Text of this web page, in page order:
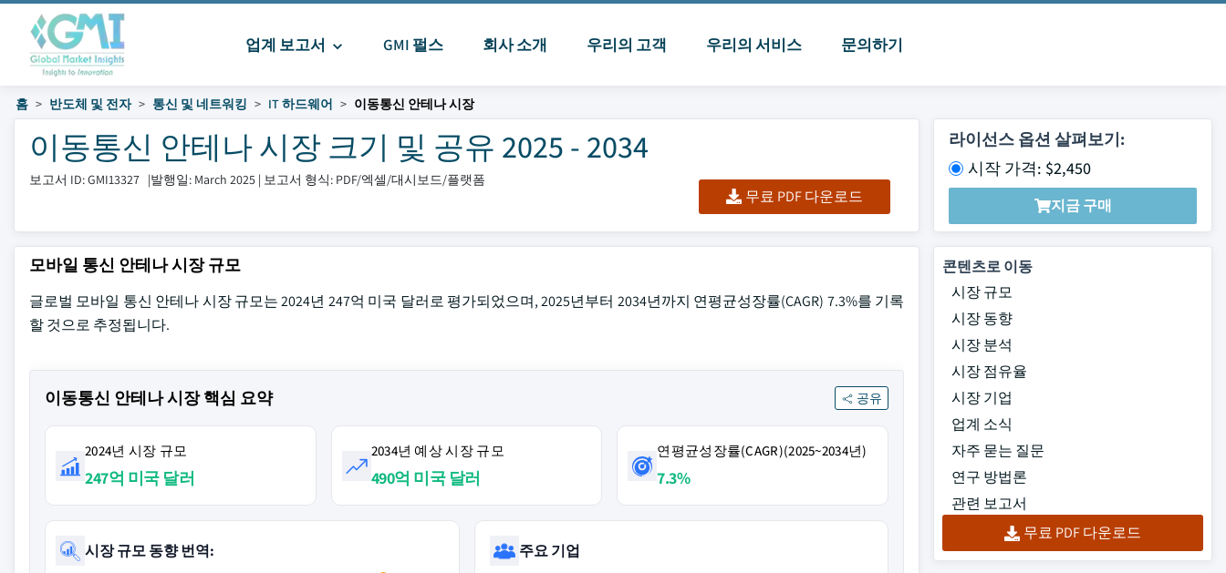
업계 보고서 GMI 펄스 회사 소개 우리의 고객 우리의 서비스 문의하기
홈 반도체 및 전자 통신 및 네트워킹 IT 하드웨어 이동통신 안테나 시장
이동통신 안테나 시장 크기 및 공유 2025 - 2034
보고서 ID: GMI13327 |발행일: March 2025 | 보고서 형식: PDF/엑셀/대시보드/플랫폼
무료 PDF 다운로드
라이선스 옵션 살펴보기:
시작 가격: $2,450
지금 구매
모바일 통신 안테나 시장 규모
글로벌 모바일 통신 안테나 시장 규모는 2024년 247억 미국 달러로 평가되었으며, 2025년부터 2034년까지 연평균성장률(CAGR) 7.3%를 기록
할 것으로 추정됩니다.
이동통신 안테나 시장 핵심 요약 공유
2024년 시장 규모
247억 미국 달러
2034년 예상 시장 규모
490억 미국 달러
연평균성장률(CAGR)(2025~2034년)
7.3%
시장 규모 동향 번역:
주요 기업
콘텐츠로 이동
시장 규모
시장 동향
시장 분석
시장 점유율
시장 기업
업계 소식
자주 묻는 질문
연구 방법론
관련 보고서
무료 PDF 다운로드